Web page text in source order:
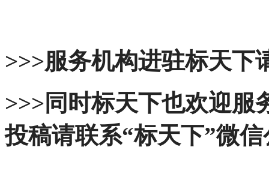
>>>服务机构进驻标天下
>>>同时标天下也欢迎服
投稿请联系“标天下”微